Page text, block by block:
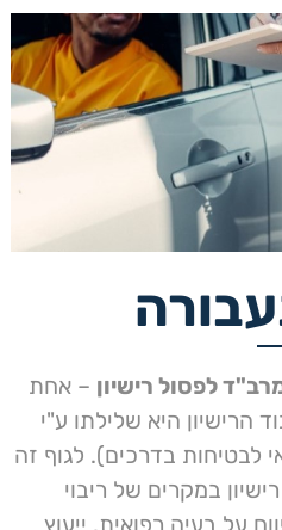
מאיה
נקודות מונע הגעה
להישלל לפרק זמן לא
לפסול רישיון – אחת
הרישיון היא שלילתו ע"י
לבטיחות בדרכים). לגוף זה
במקרים של ריבוי
לתעבורה
עם
הדין
דין תעבורה
לכם
לסייע